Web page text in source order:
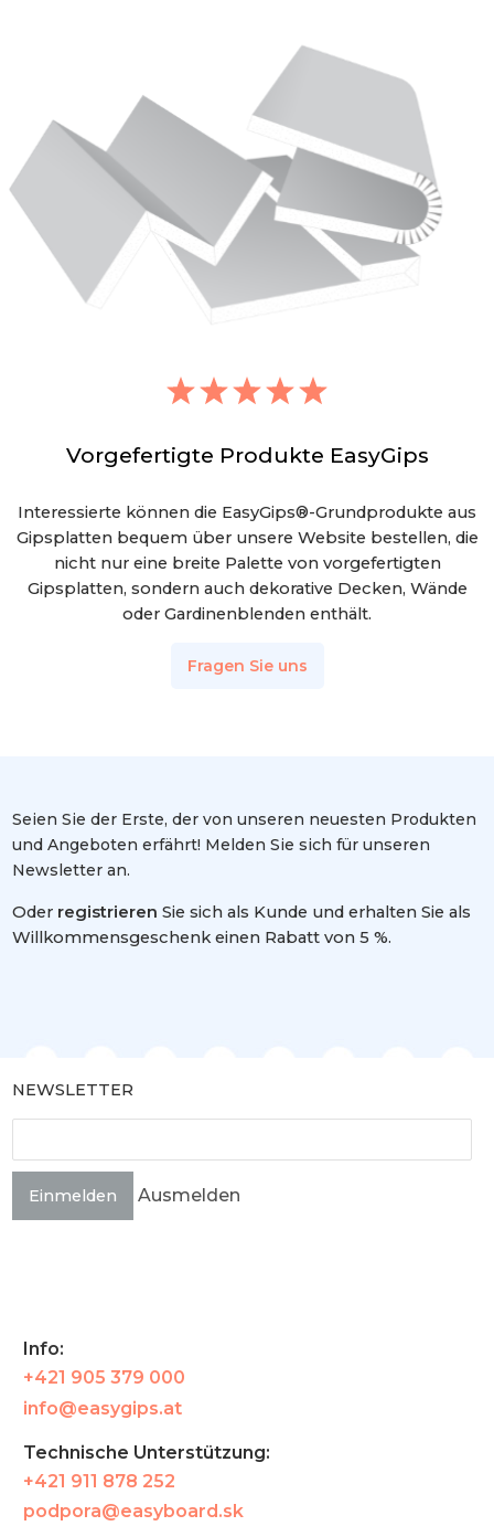
Vorgefertigte Produkte EasyGips
Interessierte können die EasyGips®-Grundprodukte aus
Gipsplatten bequem über unsere Website bestellen, die
nicht nur eine breite Palette von vorgefertigten
Gipsplatten, sondern auch dekorative Decken, Wände
oder Gardinenblenden enthält.
Fragen Sie uns
Seien Sie der Erste, der von unseren neuesten Produkten
und Angeboten erfährt! Melden Sie sich für unseren
Newsletter an.
Oder registrieren Sie sich als Kunde und erhalten Sie als
Willkommensgeschenk einen Rabatt von 5 %.
NEWSLETTER
Einmelden Ausmelden
Info:
+421 905 379 000
info@easygips.at
Technische Unterstützung:
+421 911 878 252
podpora@easyboard.sk